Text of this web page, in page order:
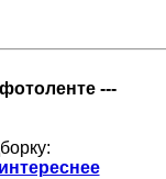
---